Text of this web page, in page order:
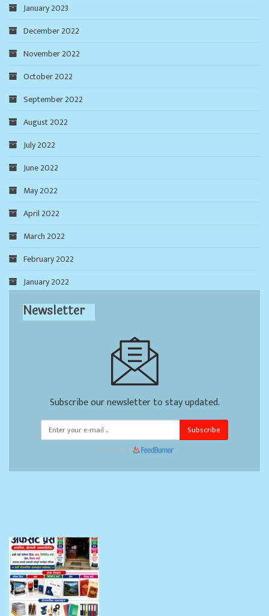
January 2023
December 2022
November 2022
October 2022
September 2022
August 2022
July 2022
June 2022
May 2022
April 2022
March 2022
February 2022
January 2022
Newsletter
Subscribe our newsletter to stay updated.
Subscribe